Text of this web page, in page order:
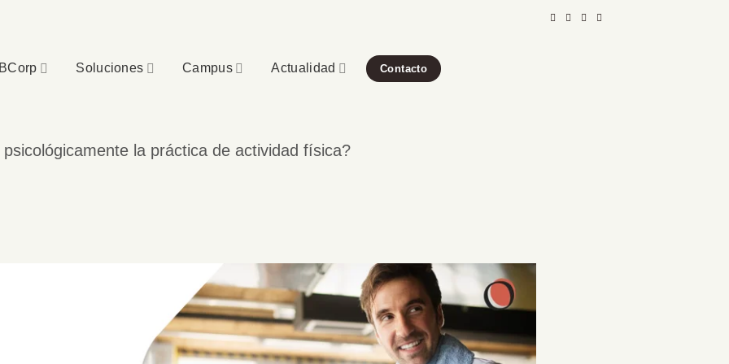
Soluciones Campus Actualidad Contacto
la práctica de actividad física?